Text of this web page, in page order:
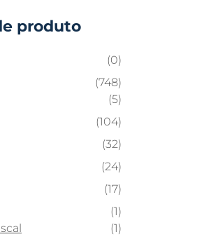
produto
(0)
(748)
(5)
(104)
(32)
(24)
(17)
(1)
(1)